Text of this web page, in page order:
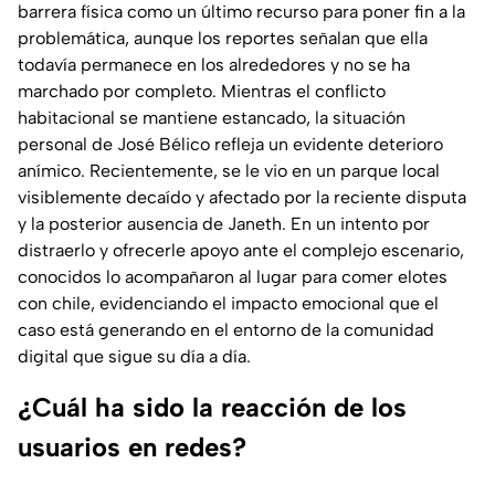
barrera física como un último recurso para poner fin a la
problemática, aunque los reportes señalan que ella
todavía permanece en los alrededores y no se ha
marchado por completo. Mientras el conflicto
habitacional se mantiene estancado, la situación
personal de José Bélico refleja un evidente deterioro
anímico. Recientemente, se le vio en un parque local
visiblemente decaído y afectado por la reciente disputa
y la posterior ausencia de Janeth. En un intento por
distraerlo y ofrecerle apoyo ante el complejo escenario,
conocidos lo acompañaron al lugar para comer elotes
con chile, evidenciando el impacto emocional que el
caso está generando en el entorno de la comunidad
digital que sigue su día a día.
¿Cuál ha sido la reacción de los
usuarios en redes?